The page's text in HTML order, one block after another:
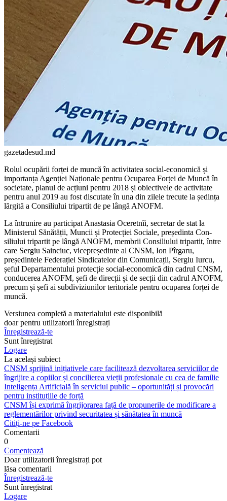
gazetadesud.md
Rolul ocupării forței de muncă în acti­vitatea social-economică și
importanța Agenției Naționale pentru Ocuparea Forței de Muncă în
societate, planul de acțiuni pentru 2018 și obiectivele de activitate
pentru anul 2019 au fost discutate în una din zilele trecute la ședința
lărgită a Consiliului tripartit de pe lângă ANOFM.
La întrunire au participat Anastasia Oce­retnîi, secretar de stat la
Ministerul Sănătății, Muncii și Protecției Sociale, președinta Con­
siliului tripartit pe lângă ANOFM, membrii Consiliului tripartit, între
care Sergiu Sain­ciuc, vicepreședinte al CNSM, Ion Pîrgaru,
președintele Federației Sindicatelor din Comunicații, Sergiu Iurcu,
șeful Departamen­tului protecție social-economică din cadrul CNSM,
conducerea ANOFM, șefi de direcții și de secții din cadrul ANOFM,
precum și șefi ai subdiviziunilor teritoriale pentru ocuparea forței de
muncă.
Versiunea completă a materialului este disponibilă
doar pentru utilizatorii înregistrați
Înregistrează-te
Sunt înregistrat
Logare
La același subiect
CNSM sprijină inițiativele care facilitează dezvoltarea serviciilor de
îngrijire a copiilor și concilierea vieții profesionale cu cea de familie
Inteligența Artificială în serviciul public – oportunități și provocări
pentru instituțiile de forță
CNSM își exprimă îngrijorarea față de propunerile de modificare a
reglementărilor privind securitatea și sănătatea în muncă
Citiți-ne pe Facebook
Comentarii
0
Comentează
Doar utilizatorii înregistrați pot
lăsa comentarii
Înregistrează-te
Sunt înregistrat
Logare